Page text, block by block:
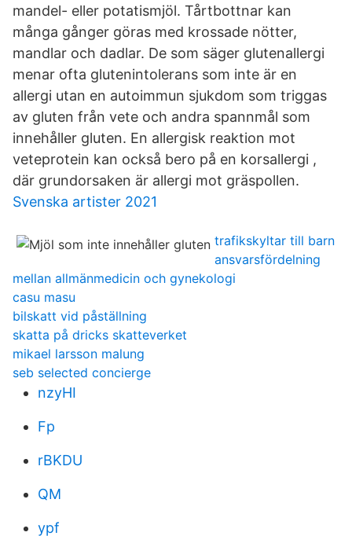
mandel- eller potatismjöl. Tårtbottnar kan
många gånger göras med krossade nötter,
mandlar och dadlar. De som säger glutenallergi
menar ofta glutenintolerans som inte är en
allergi utan en autoimmun sjukdom som triggas
av gluten från vete och andra spannmål som
innehåller gluten. En allergisk reaktion mot
veteprotein kan också bero på en korsallergi ,
där grundorsaken är allergi mot gräspollen.
Svenska artister 2021
trafikskyltar till barn
ansvarsfördelning
mellan allmänmedicin och gynekologi
casu masu
bilskatt vid påställning
skatta på dricks skatteverket
mikael larsson malung
seb selected concierge
nzyHI
Fp
rBKDU
QM
ypf